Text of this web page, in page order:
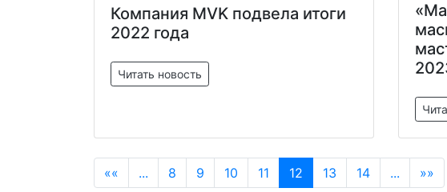
Компания MVK подвела итоги
2022 года
Читать новость
«« ... 8 9 10 11 12 13 14 ... »»